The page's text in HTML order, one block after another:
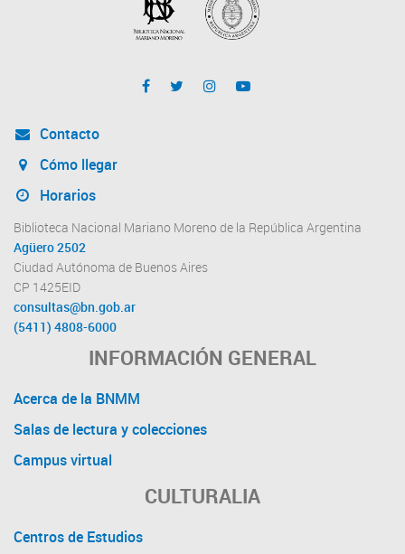
Contacto
Cómo llegar
Horarios
Biblioteca Nacional Mariano Moreno de la República Argentina
Agüero 2502
Ciudad Autónoma de Buenos Aires
CP 1425EID
consultas@bn.gob.ar
(5411) 4808-6000
INFORMACIÓN GENERAL
Acerca de la BNMM
Salas de lectura y colecciones
Campus virtual
CULTURALIA
Centros de Estudios